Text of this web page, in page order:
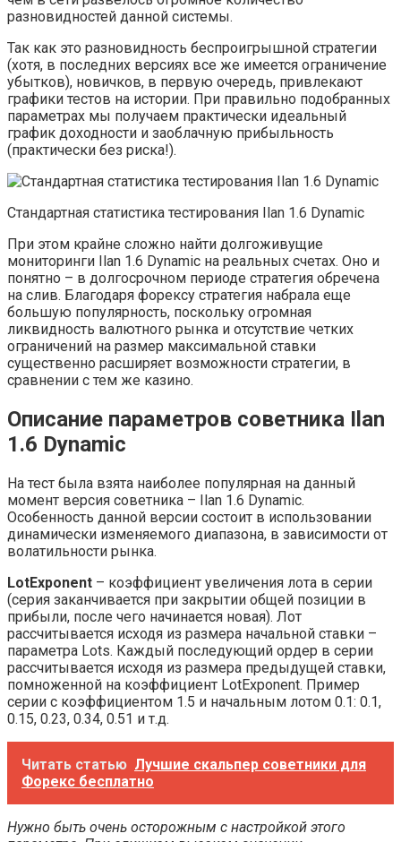
разновидностей данной системы.
Так как это разновидность беспроигрышной стратегии
(хотя, в последних версиях все же имеется ограничение
убытков), новичков, в первую очередь, привлекают
графики тестов на истории. При правильно подобранных
параметрах мы получаем практически идеальный
график доходности и заоблачную прибыльность
(практически без риска!).
Стандартная статистика тестирования Ilan 1.6 Dynamic
При этом крайне сложно найти долгоживущие
мониторинги Ilan 1.6 Dynamic на реальных счетах. Оно и
понятно – в долгосрочном периоде стратегия обречена
на слив. Благодаря форексу стратегия набрала еще
большую популярность, поскольку огромная
ликвидность валютного рынка и отсутствие четких
ограничений на размер максимальной ставки
существенно расширяет возможности стратегии, в
сравнении с тем же казино.
Описание параметров советника Ilan
1.6 Dynamic
На тест была взята наиболее популярная на данный
момент версия советника – Ilan 1.6 Dynamic.
Особенность данной версии состоит в использовании
динамически изменяемого диапазона, в зависимости от
волатильности рынка.
LotExponent – коэффициент увеличения лота в серии
(серия заканчивается при закрытии общей позиции в
прибыли, после чего начинается новая). Лот
рассчитывается исходя из размера начальной ставки –
параметра Lots. Каждый последующий ордер в серии
рассчитывается исходя из размера предыдущей ставки,
помноженной на коэффициент LotExponent. Пример
серии с коэффициентом 1.5 и начальным лотом 0.1: 0.1,
0.15, 0.23, 0.34, 0.51 и т.д.
Читать статью Лучшие скальпер советники для
Форекс бесплатно
Нужно быть очень осторожным с настройкой этого